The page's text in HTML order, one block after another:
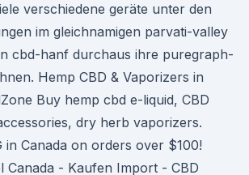
verschiedene geräte unter den
im gleichnamigen parvati-valley
cbd-hanf durchaus ihre puregraph-
Hemp CBD & Vaporizers in
Buy hemp cbd e-liquid, CBD
dry herb vaporizers.
in Canada on orders over $100!
Canada - Kaufen Import - CBD